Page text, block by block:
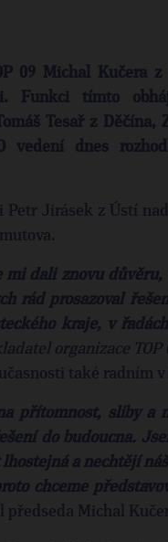
09 Michal Kučera
Funkci tímto
Tesař z Děčína,
vedení dnes
Petr Jirásek z Ústí
mi dali znovu
rád prosazoval
kraje, v
organizace TOP
také radním v
přítomnost, sliby a
do budoucna.
a nechtějí
chceme
předseda Michal